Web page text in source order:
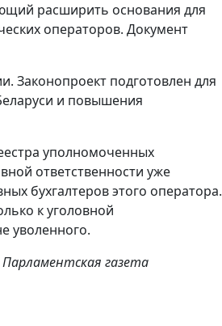
расширить основания для
операторов. Документ
Законопроект подготовлен для
и повышения
уполномоченных
ответственности уже
бухгалтеров этого оператора.
к уголовной
уволенного.
Парламентская газета